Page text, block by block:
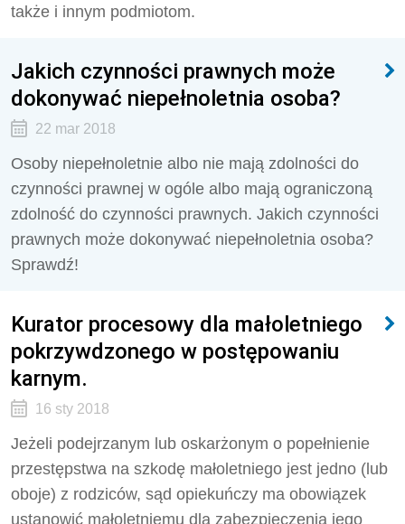
także i innym podmiotom.
Jakich czynności prawnych może
dokonywać niepełnoletnia osoba?
22 mar 2018
Osoby niepełnoletnie albo nie mają zdolności do
czynności prawnej w ogóle albo mają ograniczoną
zdolność do czynności prawnych. Jakich czynności
prawnych może dokonywać niepełnoletnia osoba?
Sprawdź!
Kurator procesowy dla małoletniego
pokrzywdzonego w postępowaniu
karnym.
16 sty 2018
Jeżeli podejrzanym lub oskarżonym o popełnienie
przestępstwa na szkodę małoletniego jest jedno (lub
oboje) z rodziców, sąd opiekuńczy ma obowiązek
ustanowić małoletniemu dla zabezpieczenia jego